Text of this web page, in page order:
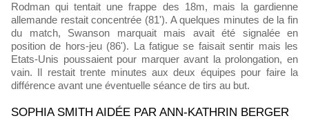
Rodman qui tentait une frappe des 18m, mais la gardienne
allemande restait concentrée (81'). A quelques minutes de la fin
du match, Swanson marquait mais avait été signalée en
position de hors-jeu (86'). La fatigue se faisait sentir mais les
Etats-Unis poussaient pour marquer avant la prolongation, en
vain. Il restait trente minutes aux deux équipes pour faire la
différence avant une éventuelle séance de tirs au but.
SOPHIA SMITH AIDÉE PAR ANN-KATHRIN BERGER